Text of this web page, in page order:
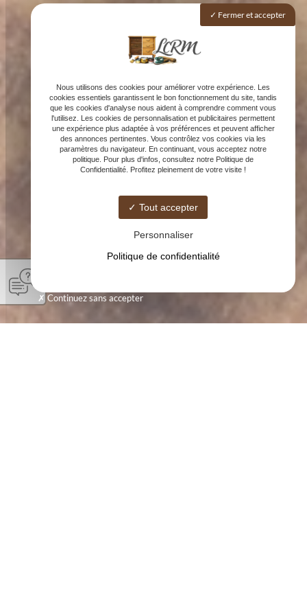
Fermer et accepter
Nous utilisons des cookies pour améliorer votre expérience. Les
cookies essentiels garantissent le bon fonctionnement du site, tandis
que les cookies d'analyse nous aident à comprendre comment vous
l'utilisez. Les cookies de personnalisation et publicitaires permettent
une expérience plus adaptée à vos préférences et peuvent afficher
des annonces pertinentes. Vous contrôlez vos cookies via les
paramètres du navigateur. En continuant, vous acceptez notre
politique. Pour plus d'infos, consultez notre Politique de
Confidentialité. Profitez pleinement de votre visite !
Tout accepter
Personnaliser
Politique de confidentialité
Continuez sans accepter